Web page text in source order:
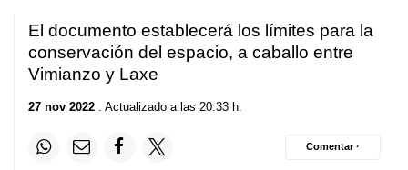
El documento establecerá los límites para la
conservación del espacio, a caballo entre
Vimianzo y Laxe
27 nov 2022 . Actualizado a las 20:33 h.
Comentar ·